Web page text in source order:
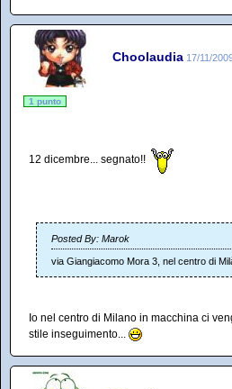
Choolaudia 17/11/
1 punto
12 dicembre... segnato!!
Posted By: Marok
via Giangiacomo Mora 3, nel centro di
Io nel centro di Milano in macchina ci
stile inseguimento...